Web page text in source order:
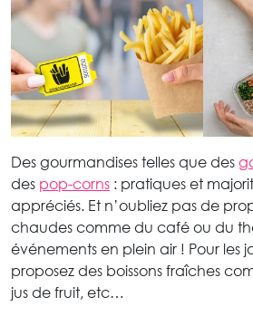
Des gourmandises telles que des
des pop-corns : pratiques et
appréciés. Et n’oubliez pas de
chaudes comme du café ou du
événements en plein air ! Pour les
proposez des boissons fraîches
jus de fruit, etc…